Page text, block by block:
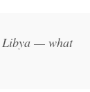
Libya — what